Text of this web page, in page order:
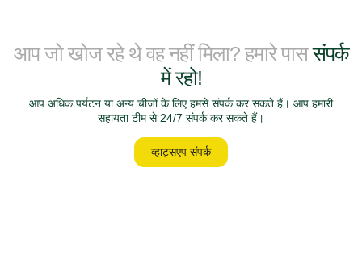
आप जो खोज रहे थे वह नहीं मिला? हमारे पाससंपर्क
में रहो!
आप अधिक पर्यटन या अन्य चीजों के लिए हमसे संपर्क कर सकते हैं। आप हमारी
सहायता टीम से 24/7 संपर्क कर सकते हैं।
व्हाट्सएप संपर्क